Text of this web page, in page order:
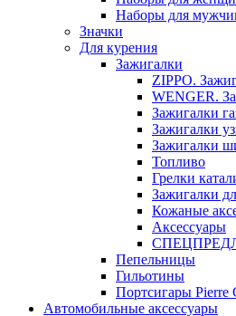
Наборы для
Значки
Для курения
Зажигалки
ZIPPO.
WENGER.
Зажигалки
Зажигалки
Зажигалки
Топливо
Грелки
Зажигалки
Кожаные
Аксессуары
Пепельницы
Гильотины
Портсигары Pierre
Автомобильные аксессуары